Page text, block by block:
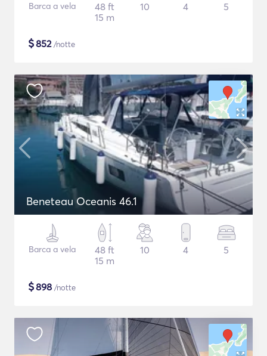
Barca a vela
48 ft
15 m
10 4 5
$852/notte
Beneteau Oceanis 46.1
Barca a vela
48 ft
15 m
10 4 5
$898 /notte